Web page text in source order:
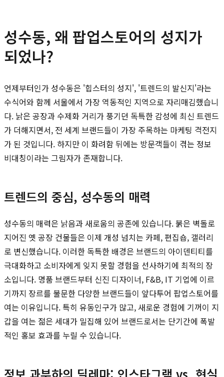
성수동, 왜 팝업스토어의 성지가
되었나?
언제부터인가 성수동은 '힙스터의 성지', '트렌드의 발신지'라는
수식어와 함께 서울에서 가장 역동적인 지역으로 자리매김했습니
다. 낡은 공장과 수제화 거리가 풍기던 독특한 감성에 최신 트렌드
가 더해지면서, 전 세계 브랜드들이 가장 주목하는 마케팅 격전지
가 된 것입니다. 하지만 이 화려함 뒤에는 방문객들이 겪는 정보
비대칭이라는 그림자가 존재합니다.
트렌드의 중심, 성수동의 매력
성수동의 매력은 낡음과 새로움의 공존에 있습니다. 붉은 벽돌로
지어진 옛 공장 건물들은 이제 개성 넘치는 카페, 편집숍, 갤러리
로 변신했습니다. 이러한 독특한 배경은 브랜드의 아이덴티티를
극대화하고 소비자에게 잊지 못할 경험을 선사하기에 최적의 장
소입니다. 명품 브랜드부터 신진 디자이너, F&B, IT 기업에 이르
기까지 장르를 불문한 다양한 브랜드들이 앞다투어 팝업스토어를
여는 이유입니다. 특히 유동인구가 많고, 새로운 경험에 기꺼이 지
갑을 여는 젊은 세대가 밀집해 있어 브랜드로서는 단기간에 폭발
적인 홍보 효과를 누릴 수 있습니다.